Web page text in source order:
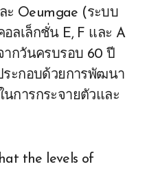
ละ Oeumgae (ระบบ
ลเล็กชั่น E, F และ A
ากวันครบรอบ 60 ปี
ระกอบด้วยการพัฒนา
นการกระจายตัวและ
the levels of